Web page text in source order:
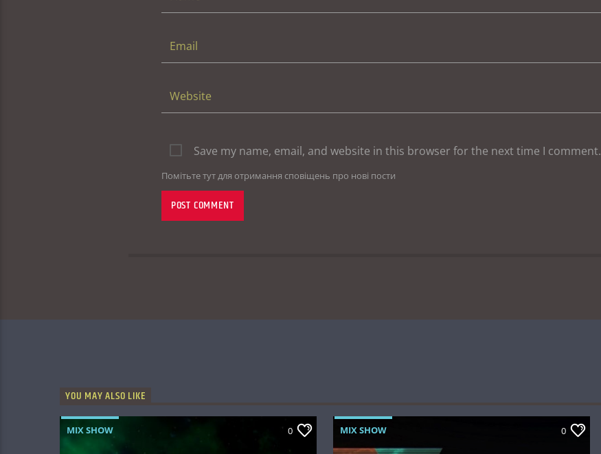
Save my name, email, and website in this browser for the next time I comment.
Помітьте тут для отримання сповіщень про нові пости
YOU MAY ALSO LIKE
MIX SHOW 0 MIX SHOW 0